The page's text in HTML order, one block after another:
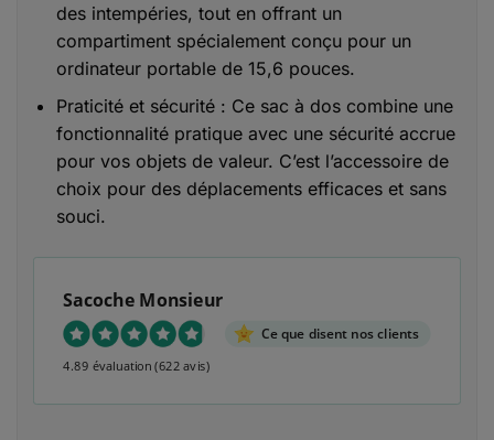
des intempéries, tout en offrant un
compartiment spécialement conçu pour un
ordinateur portable de 15,6 pouces.
Praticité et sécurité : Ce sac à dos combine une
fonctionnalité pratique avec une sécurité accrue
pour vos objets de valeur. C’est l’accessoire de
choix pour des déplacements efficaces et sans
souci.
Sacoche Monsieur
Ce que disent nos clients
4.89 évaluation (622 avis)